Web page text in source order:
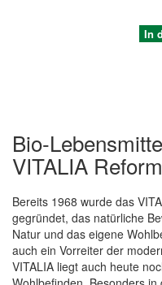
Quickview
In
Bio-
VITALIA
Bereits 1968 wurde das
gegründet, das natürliche
Natur und das eigene
auch ein Vorreiter der
VITALIA liegt auch heute